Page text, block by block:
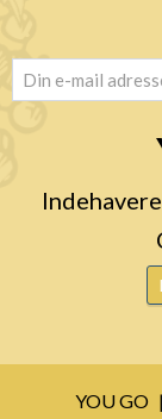
email (Påkrævet)
YOU GO